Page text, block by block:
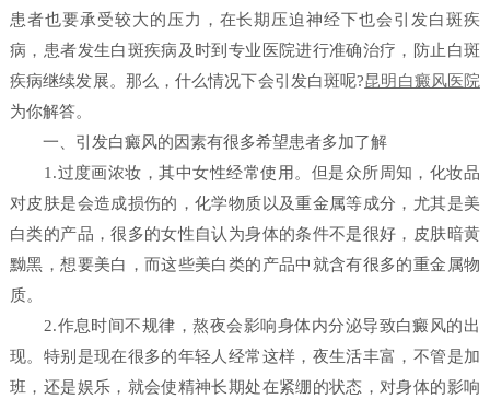
患者也要承受较大的压力，在长期压迫神经下也会引发白斑疾
病，患者发生白斑疾病及时到专业医院进行准确治疗，防止白斑
疾病继续发展。那么，什么情况下会引发白斑呢?昆明白癜风医院
为你解答。
一、引发白癜风的因素有很多希望患者多加了解
1.过度画浓妆，其中女性经常使用。但是众所周知，化妆品
对皮肤是会造成损伤的，化学物质以及重金属等成分，尤其是美
白类的产品，很多的女性自认为身体的条件不是很好，皮肤暗黄
黝黑，想要美白，而这些美白类的产品中就含有很多的重金属物
质。
2.作息时间不规律，熬夜会影响身体内分泌导致白癜风的出
现。特别是现在很多的年轻人经常这样，夜生活丰富，不管是加
班，还是娱乐，就会使精神长期处在紧绷的状态，对身体的影响